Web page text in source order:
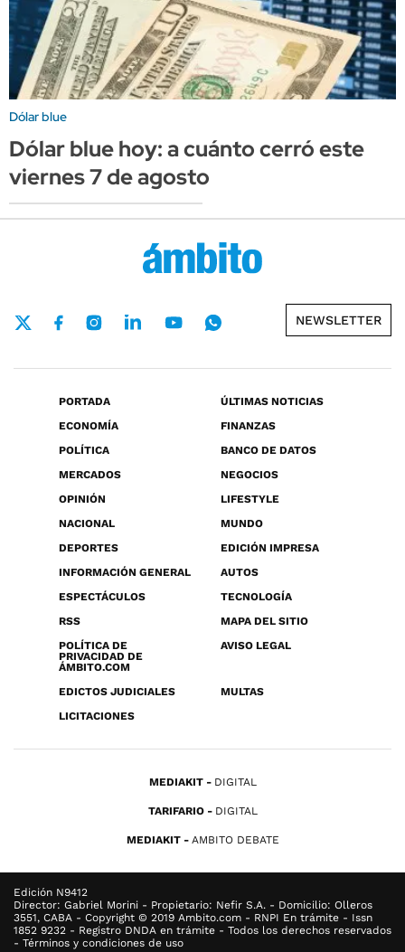
Dólar blue
Dólar blue hoy: a cuánto cerró este
viernes 7 de agosto
NEWSLETTER
PORTADA
ÚLTIMAS NOTICIAS
ECONOMÍA
FINANZAS
POLÍTICA
BANCO DE DATOS
MERCADOS
NEGOCIOS
OPINIÓN
LIFESTYLE
NACIONAL
MUNDO
DEPORTES
EDICIÓN IMPRESA
INFORMACIÓN GENERAL
AUTOS
ESPECTÁCULOS
TECNOLOGÍA
RSS
MAPA DEL SITIO
POLÍTICA DE
PRIVACIDAD DE
ÁMBITO.COM
AVISO LEGAL
EDICTOS JUDICIALES
MULTAS
LICITACIONES
MEDIAKIT DIGITAL
TARIFARIO DIGITAL
MEDIAKIT AMBITO DEBATE
Edición N9412
Director: Gabriel Morini - Propietario: Nefir S.A. - Domicilio: Olleros
3551, CABA - Copyright © 2019 Ambito.com - RNPI En trámite - Issn
1852 9232 - Registro DNDA en trámite - Todos los derechos reservados
- Términos y condiciones de uso